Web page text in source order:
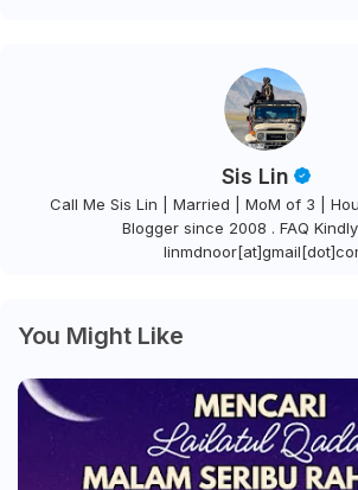
Sis Lin
Call Me Sis Lin | Married | MoM of 3 |
Blogger since 2008 . FAQ
You Might Like